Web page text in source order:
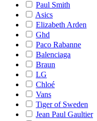
Paul Smith
Asics
Elizabeth Arden
Ghd
Paco Rabanne
Balenciaga
Braun
LG
Chloé
Vans
Tiger of Sweden
Jean Paul Gaultier